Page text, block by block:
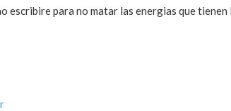
escribire para no matar las energias que tienen